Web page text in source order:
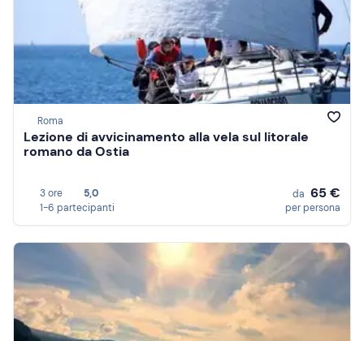
Roma
Lezione di avvicinamento alla vela sul litorale
romano da Ostia
3 ore
5,0
1-6 partecipanti
da 65 €
per persona